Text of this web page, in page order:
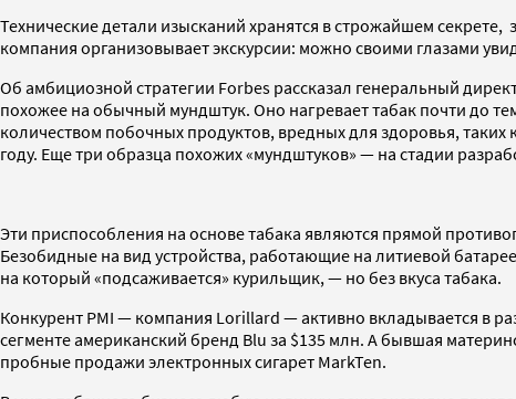
Технические детали изысканий хранятся в строжайшем
компания организовывает экскурсии: можно своими глазами
Об амбициозной стратегии Forbes рассказал генеральный
похожее на обычный мундштук. Оно нагревает табак почти до
количеством побочных продуктов, вредных для здоровья,
году. Еще три образца похожих «мундштуков» — на стадии
Эти приспособления на основе табака являются прямой
Безобидные на вид устройства, работающие на литиевой
на который «подсаживается» курильщик, — но без вкуса табака.
Конкурент PMI — компания Lorillard — активно вкладывается в
сегменте американский бренд Blu за $135 млн. А бывшая
пробные продажи электронных сигарет MarkTen.